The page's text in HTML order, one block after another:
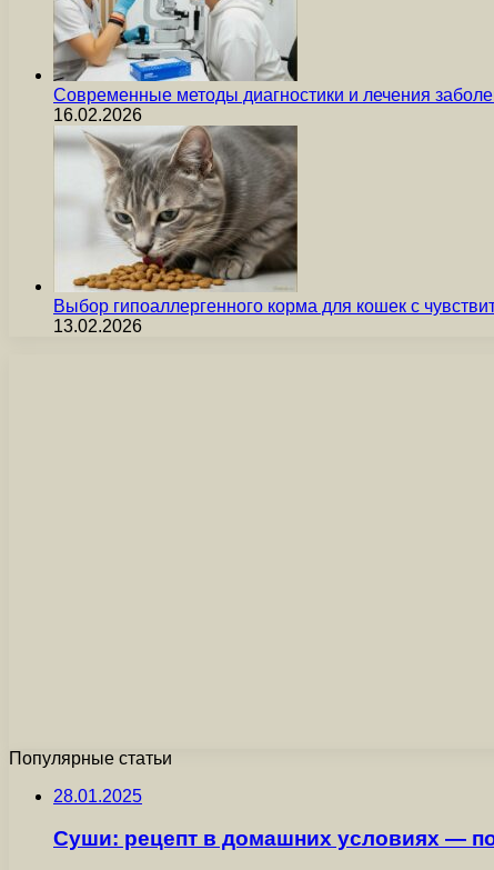
Современные методы диагностики и лечения
16.02.2026
Выбор гипоаллергенного корма для кошек с
13.02.2026
Популярные статьи
28.01.2025
Суши: рецепт в домашних условиях —